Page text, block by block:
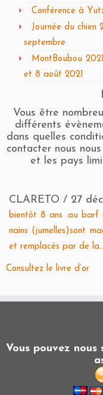
Conférence à
Journée du chien
septembre
MontBoubou
et 8 août 2021
Vous être
différents
dans quelles
contacter nous
et les pays
CLARETO / 27
bientôt 8 ans .au barf
nains (jumelles)sont
et remplacés par de
Consultez le livre d’or
Vous pouvez